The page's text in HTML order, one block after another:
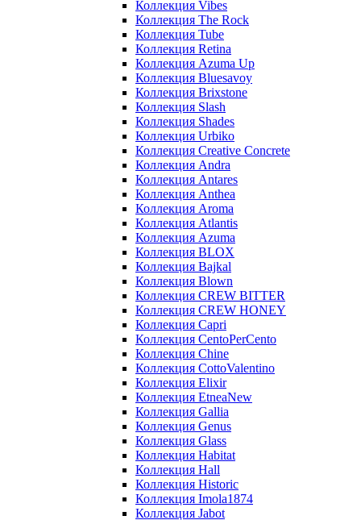
Коллекция Vibes
Коллекция The Rock
Коллекция Tube
Коллекция Retina
Коллекция Azuma Up
Коллекция Bluesavoy
Коллекция Brixstone
Коллекция Slash
Коллекция Shades
Коллекция Urbiko
Коллекция Creative Concrete
Коллекция Andra
Коллекция Antares
Коллекция Anthea
Коллекция Aroma
Коллекция Atlantis
Коллекция Azuma
Коллекция BLOX
Коллекция Bajkal
Коллекция Blown
Коллекция CREW BITTER
Коллекция CREW HONEY
Коллекция Capri
Коллекция CentoPerCento
Коллекция Chine
Коллекция CottoValentino
Коллекция Elixir
Коллекция EtneaNew
Коллекция Gallia
Коллекция Genus
Коллекция Glass
Коллекция Habitat
Коллекция Hall
Коллекция Historic
Коллекция Imola1874
Коллекция Jabot